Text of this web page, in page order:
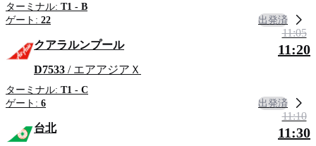
ターミナル: T1 - B
ゲート: 22 出発済
クアラルンプール
D7533 / エアアジアＸ
ターミナル: T1 - C
ゲート: 6
11:05
11:20
出発済
台北
11:10
11:30